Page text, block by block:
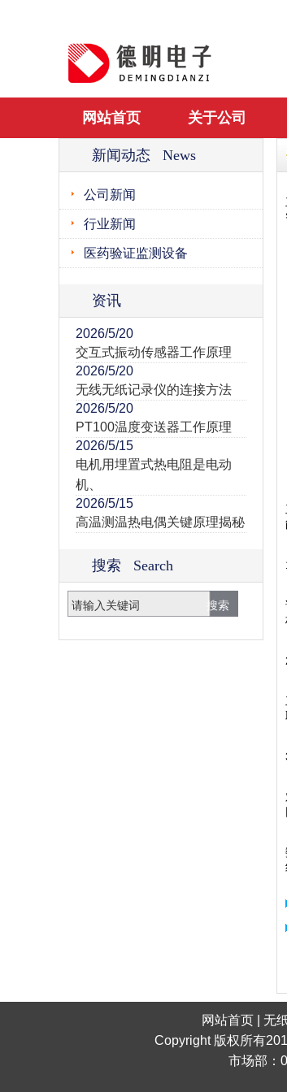
网站首页 关于公司
新闻动态 News
公司新闻
行业新闻
医药验证监测设备
资讯
2026/5/20
交互式振动传感器工作原理
2026/5/20
无线无纸记录仪的连接方法
2026/5/20
PT100温度变送器工作原理
2026/5/15
电机用埋置式热电阻是电动
机、
2026/5/15
高温测温热电偶关键原理揭秘
搜索 Search
网站首页 无
Copyright 版权所有
市场部：